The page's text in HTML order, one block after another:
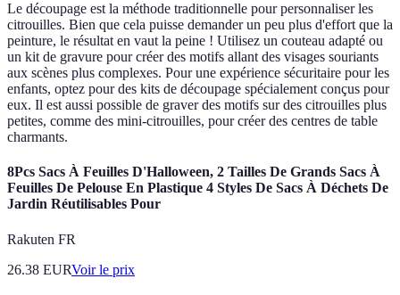
Le découpage est la méthode traditionnelle pour personnaliser les
citrouilles. Bien que cela puisse demander un peu plus d'effort que la
peinture, le résultat en vaut la peine ! Utilisez un couteau adapté ou
un kit de gravure pour créer des motifs allant des visages souriants
aux scènes plus complexes. Pour une expérience sécuritaire pour les
enfants, optez pour des kits de découpage spécialement conçus pour
eux. Il est aussi possible de graver des motifs sur des citrouilles plus
petites, comme des mini-citrouilles, pour créer des centres de table
charmants.
8Pcs Sacs À Feuilles D'Halloween, 2 Tailles De Grands Sacs À
Feuilles De Pelouse En Plastique 4 Styles De Sacs À Déchets De
Jardin Réutilisables Pour
Rakuten FR
26.38 EURVoir le prix